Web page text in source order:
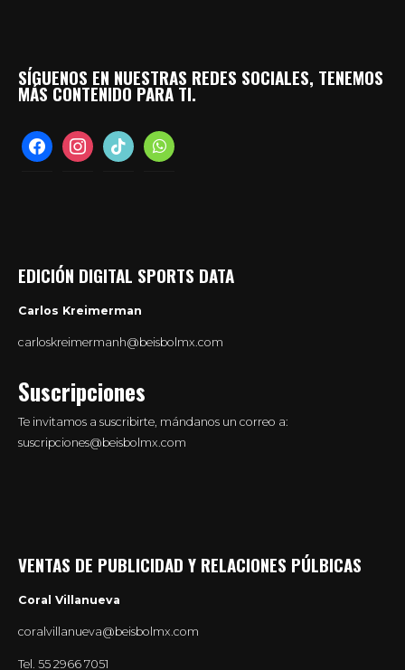
SÍGUENOS EN NUESTRAS REDES SOCIALES, TENEMOS
MÁS CONTENIDO PARA TI.
facebookinstagramtiktok whatsapp
EDICIÓN DIGITAL SPORTS DATA
Carlos Kreimerman
carloskreimermanh@beisbolmx.com
Suscripciones
Te invitamos a suscribirte, mándanos un correo a:
suscripciones@beisbolmx.com
VENTAS DE PUBLICIDAD Y RELACIONES PÚLBICAS
Coral Villanueva
coralvillanueva@beisbolmx.com
Tel. 55 2966 7051